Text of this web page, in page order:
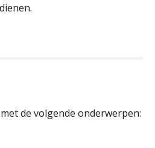
de volgende onderwerpen: